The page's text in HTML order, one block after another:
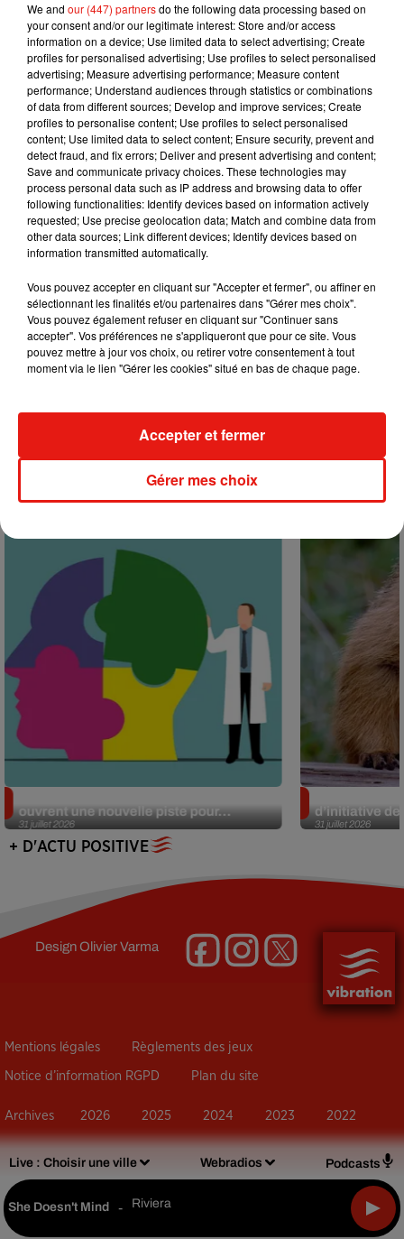
Live : Choisir une ville Webradios Podcasts
She Doesn't Mind - Riviera
7 août 2026
dansant de l’année
7 août 2026
Angèle et Amélie Lens dévoilent leur
collaboration tant attendue
Benny Blanco invite Selena Gomez et
Becky G sur son nouveau single
Tiny Desk invite Charlie Puth pour une
+ DE MUSIQUE
Actu positive
31 juillet 2026
ouvrent une nouvelle piste pour...
31 juillet 2026
d’initiative
+ D'ACTU POSITIVE
DesignOlivier Varma
Mentions légales Règlements des jeux
Notice d’information RGPD Plan du site
Archives 2026 2025 2024 2023 2022
We and our (447) partnersdo the following data processing based on
your consent and/or our legitimate interest: Store and/or access
information on a device; Use limited data to select advertising; Create
profiles for personalised advertising; Use profiles to select personalised
advertising; Measure advertising performance; Measure content
performance; Understand audiences through statistics or combinations
of data from different sources; Develop and improve services; Create
profiles to personalise content; Use profiles to select personalised
content; Use limited data to select content; Ensure security, prevent and
detect fraud, and fix errors; Deliver and present advertising and content;
Save and communicate privacy choices. These technologies may
process personal data such as IP address and browsing data to offer
following functionalities: Identify devices based on information actively
requested; Use precise geolocation data; Match and combine data from
other data sources; Link different devices; Identify devices based on
information transmitted automatically.
Vous pouvez accepter en cliquant sur "Accepter et fermer", ou affiner en
sélectionnant les finalités et/ou partenaires dans "Gérer mes choix".
Vous pouvez également refuser en cliquant sur "Continuer sans
accepter". Vos préférences ne s'appliqueront que pour ce site. Vous
pouvez mettre à jour vos choix, ou retirer votre consentement à tout
moment via le lien "Gérer les cookies" situé en bas de chaque page.
Gérer mes choix
Accepter et fermer